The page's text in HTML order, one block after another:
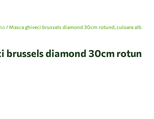
/ Masca ghiveci brussels diamond 30cm rotund, culoare alb
brussels diamond 30cm rotun